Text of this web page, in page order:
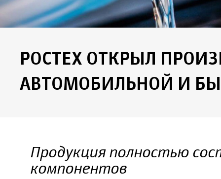
РОСТЕХ ОТКРЫЛ
АВТОМОБИЛЬНОЙ И
Продукция полностью
компонентов